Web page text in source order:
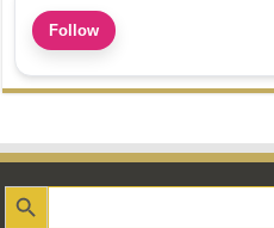
Follow